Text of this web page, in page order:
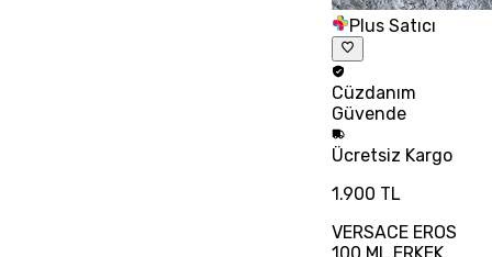
Plus Satıcı
Cüzdanım
Güvende
Ücretsiz Kargo
1.900 TL
VERSACE EROS
100 ML ERKEK